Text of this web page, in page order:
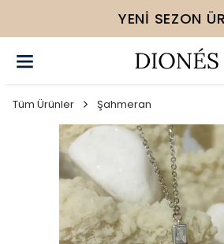
YENI SEZON
Tüm Ürünler Şahmeran